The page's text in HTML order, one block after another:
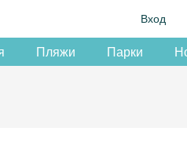
Вход
Пляжи Парки